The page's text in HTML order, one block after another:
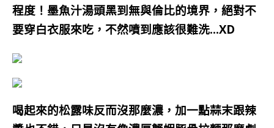
程度！墨魚汁湯頭黑到無與倫比的境界，絕對不
要穿白衣服來吃，不然噴到應該很難洗…XD
喝起來的松露味反而沒那麼濃，加一點蒜末跟辣